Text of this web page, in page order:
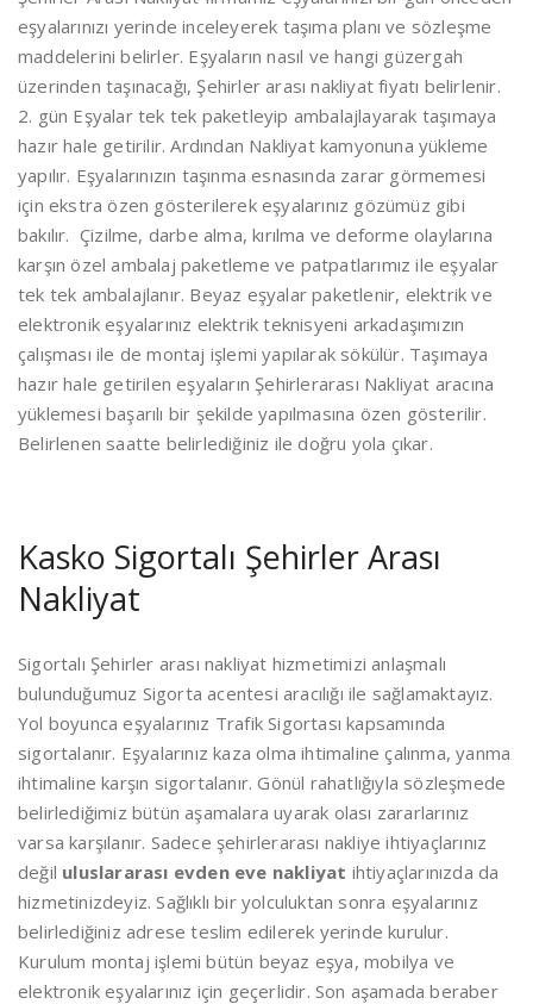
eşyalarınızı yerinde inceleyerek taşıma planı ve sözleşme
maddelerini belirler. Eşyaların nasıl ve hangi güzergah
üzerinden taşınacağı, Şehirler arası nakliyat fiyatı belirlenir.
2. gün Eşyalar tek tek paketleyip ambalajlayarak taşımaya
hazır hale getirilir. Ardından Nakliyat kamyonuna yükleme
yapılır. Eşyalarınızın taşınma esnasında zarar görmemesi
için ekstra özen gösterilerek eşyalarınız gözümüz gibi
bakılır. Çizilme, darbe alma, kırılma ve deforme olaylarına
karşın özel ambalaj paketleme ve patpatlarımız ile eşyalar
tek tek ambalajlanır. Beyaz eşyalar paketlenir, elektrik ve
elektronik eşyalarınız elektrik teknisyeni arkadaşımızın
çalışması ile de montaj işlemi yapılarak sökülür. Taşımaya
hazır hale getirilen eşyaların Şehirlerarası Nakliyat aracına
yüklemesi başarılı bir şekilde yapılmasına özen gösterilir.
Belirlenen saatte belirlediğiniz ile doğru yola çıkar.
Kasko Sigortalı Şehirler Arası
Nakliyat
Sigortalı Şehirler arası nakliyat hizmetimizi anlaşmalı
bulunduğumuz Sigorta acentesi aracılığı ile sağlamaktayız.
Yol boyunca eşyalarınız Trafik Sigortası kapsamında
sigortalanır. Eşyalarınız kaza olma ihtimaline çalınma, yanma
ihtimaline karşın sigortalanır. Gönül rahatlığıyla sözleşmede
belirlediğimiz bütün aşamalara uyarak olası zararlarınız
varsa karşılanır. Sadece şehirlerarası nakliye ihtiyaçlarınız
değil uluslararası evden eve nakliyat ihtiyaçlarınızda da
hizmetinizdeyiz. Sağlıklı bir yolculuktan sonra eşyalarınız
belirlediğiniz adrese teslim edilerek yerinde kurulur.
Kurulum montaj işlemi bütün beyaz eşya, mobilya ve
elektronik eşyalarınız için geçerlidir. Son aşamada beraber